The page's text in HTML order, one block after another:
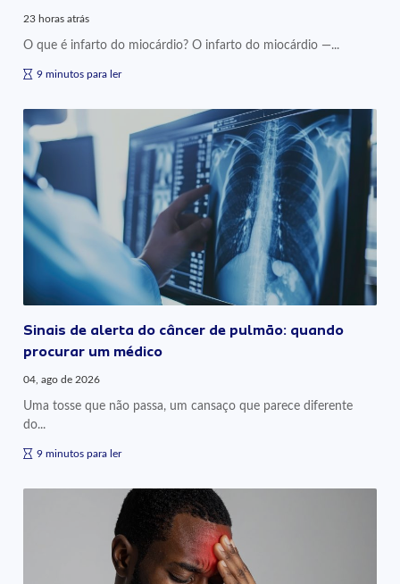
23 horas atrás
O que é infarto do miocárdio? O infarto do miocárdio —...
9 minutos para ler
Sinais de alerta do câncer de pulmão: quando
procurar um médico
04, ago de 2026
Uma tosse que não passa, um cansaço que parece diferente
do...
9 minutos para ler